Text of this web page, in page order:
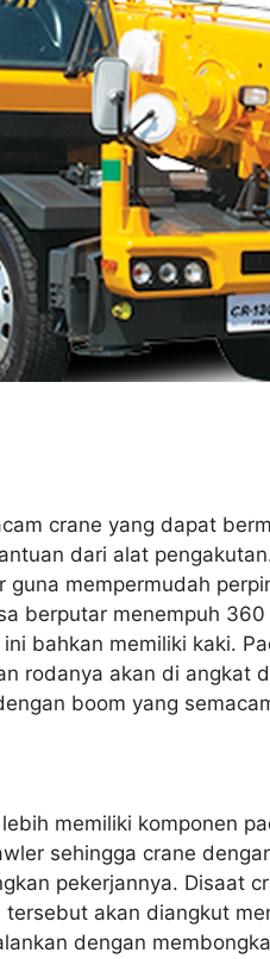
crane yang dapat
dari alat
mempermudah
berputar menempuh
bahkan memiliki kaki.
rodanya akan di angkat
boom yang
memiliki komponen
sehingga crane
pekerjannya. Disaat
akan diangkut
dengan